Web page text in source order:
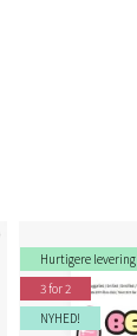
Hurtigere levering
3 for 2
NYHED!